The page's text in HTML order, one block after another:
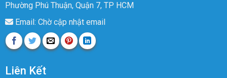
Phường Phú Thuận, Quận 7, TP HCM
Email: Chờ cập nhật email
Liên Kết